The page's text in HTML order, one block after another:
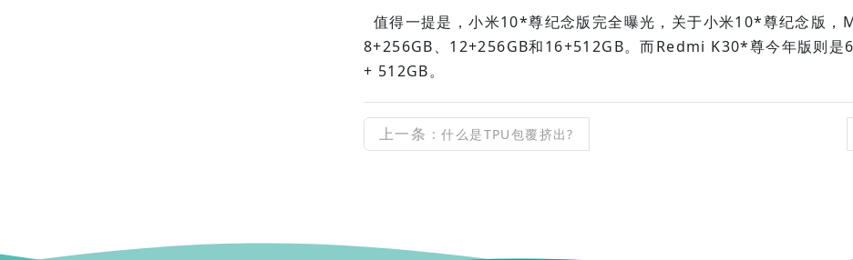
值得一提是，小米10*尊纪念版完全曝光，关于小米10*尊纪念版，
8+256GB、12+256GB和16+512GB。而Redmi K30*尊今年版则是
+ 512GB。
上一条 : 什么是TPU包覆挤出?